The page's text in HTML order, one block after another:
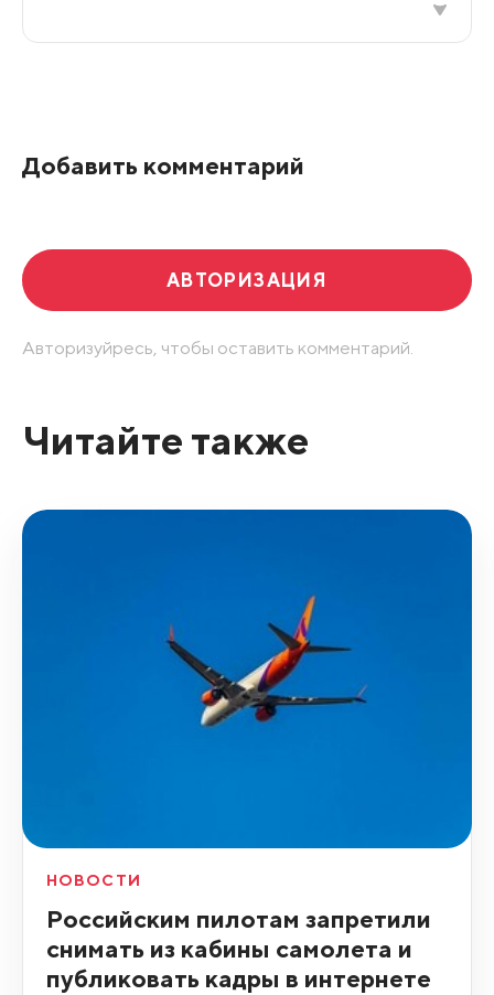
Добавить комментарий
АВТОРИЗАЦИЯ
Авторизуйресь, чтобы оставить комментарий.
Читайте также
НОВОСТИ
Российским пилотам запретили
снимать из кабины самолета и
публиковать кадры в интернете